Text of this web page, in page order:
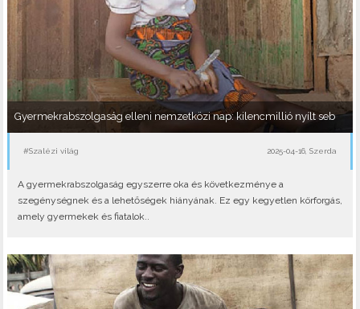
Gyermekrabszolgaság elleni nemzetközi nap: kilencmillió nyílt seb
#Szalézi világ 2025-04-16, Szerda
A gyermekrabszolgaság egyszerre oka és következménye a
szegénységnek és a lehetőségek hiányának. Ez egy kegyetlen körforgás,
amely gyermekek és fiatalok..